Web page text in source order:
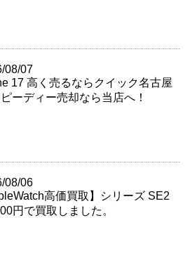
08/07
17 高く売るならクイック名古屋
ーディー売却なら当店へ！
08/06
高価買取】シリーズ SE2
円で買取しました。